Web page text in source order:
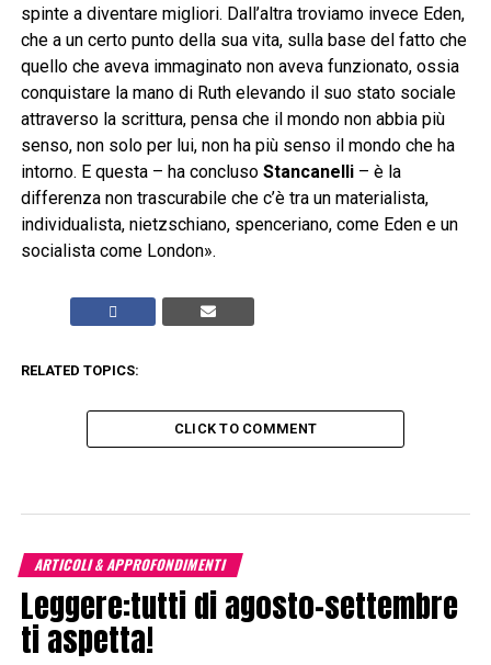
spinte a diventare migliori. Dall’altra troviamo invece Eden,
che a un certo punto della sua vita, sulla base del fatto che
quello che aveva immaginato non aveva funzionato, ossia
conquistare la mano di Ruth elevando il suo stato sociale
attraverso la scrittura, pensa che il mondo non abbia più
senso, non solo per lui, non ha più senso il mondo che ha
intorno. E questa – ha concluso Stancanelli– è la
differenza non trascurabile che c’è tra un materialista,
individualista, nietzschiano, spenceriano, come Eden e un
socialista come London».
RELATED TOPICS:
CLICK TO COMMENT
ARTICOLI & APPROFONDIMENTI
Leggere:tutti di agosto-settembre
ti aspetta!